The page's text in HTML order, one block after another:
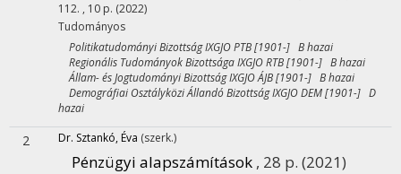
112. , 10 p. (2022)
Tudományos
Politikatudományi Bizottság IXGJO PTB [1901-] B hazai
Regionális Tudományok Bizottsága IXGJO RTB [1901-] B hazai
Állam- és Jogtudományi Bizottság IXGJO ÁJB [1901-] B hazai
Demográfiai Osztályközi Állandó Bizottság IXGJO DEM [1901-] D
hazai
2 Dr. Sztankó, Éva (szerk.)
Pénzügyi alapszámítások , 28 p. (2021)